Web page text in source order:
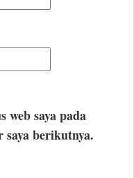
web saya pada
berikutnya.